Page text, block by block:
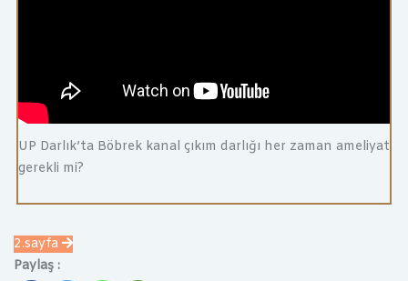
UP Darlık’ta Böbrek kanal çıkım darlığı her zaman ameliyat
gerekli mi?
2.sayfa
Paylaş :